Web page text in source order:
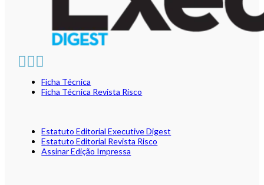
Ficha Técnica
Ficha Técnica Revista Risco
Estatuto Editorial Executive Digest
Estatuto Editorial Revista Risco
Assinar Edição Impressa